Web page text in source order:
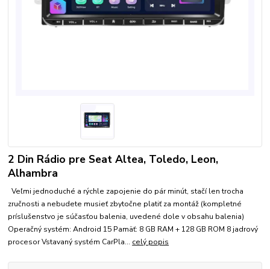
2 Din Rádio pre Seat Altea, Toledo, Leon,
Alhambra
Veľmi jednoduché a rýchle zapojenie do pár minút, stačí len trocha
zručnosti a nebudete musieť zbytočne platiť za montáž (kompletné
príslušenstvo je súčasťou balenia, uvedené dole v obsahu balenia)
Operačný systém: Android 15 Pamäť: 8 GB RAM + 128 GB ROM 8 jadrový
procesor Vstavaný systém CarPla... celý popis